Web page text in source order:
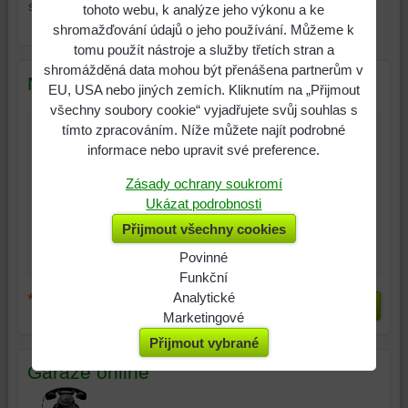
střecha kombinace imitace
dřeva
Nový komentář
*
Garáže online
tohoto webu, k analýze jeho výkonu a ke
shromažďování údajů o jeho používání. Můžeme k
tomu použít nástroje a služby třetích stran a
shromážděná data mohou být přenášena partnerům v
EU, USA nebo jiných zemích. Kliknutím na „Přijmout
všechny soubory cookie“ vyjadřujete svůj souhlas s
tímto zpracováním. Níže můžete najít podrobné
informace nebo upravit své preference.
Zásady ochrany soukromí
Ukázat podrobnosti
Přijmout všechny cookies
Povinné
na
vašem
Funkční
vašem
zařízení
Analytické
nám
umožňuje
Marketingové
soubory
cookie
Přijmout vybrané